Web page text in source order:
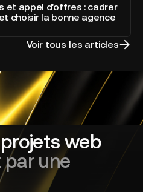
et appel d'offres : cadrer
choisir la bonne agence
Voir tous les articles
web
une